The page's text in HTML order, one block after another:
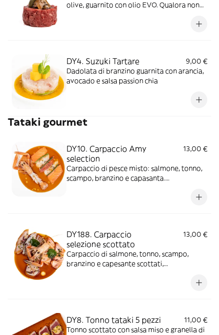
olive, guarnito con olio EVO. Qualora non
DY4. Suzuki Tartare
9,00 €
Dadolata di branzino guarnita con arancia,
avocado e salsa passion chia
Tataki gourmet
DY10. Carpaccio Amy
selection
13,00 €
Carpaccio di pesce misto: salmone, tonno,
scampo, branzino e capasanta.
DY188. Carpaccio
selezione scottato
13,00 €
Carpaccio di salmone, tonno, scampo,
branzino e capesante scottati,
soia cantonese, erba cipollina e olio EVO
DY8. Tonno tataki 5 pezzi
11,00 €
Tonno scottato con salsa miso e granella di